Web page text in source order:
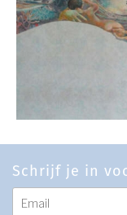
Schrijf je in